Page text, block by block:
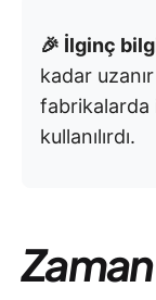
🎉 İlginç
kadar
fabrikalarda
kullanılırdı.